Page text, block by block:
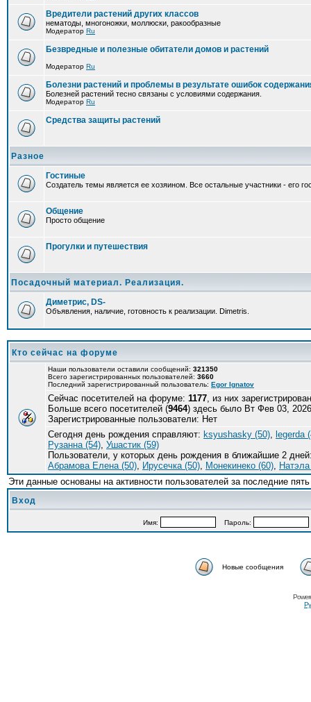
Вредители растений других классов
нематоды, многоножки, моллюски, ракообразные
Модератор Ru
Безвредные и полезные обитатели домов и растений
Модератор Ru
Болезни растений и проблемы в результате ошибок
Болезней растений тесно связаны с условиями содержания.
Модератор Ru
Средства защиты растений
Разное
Гостиные
Создатель темы является ее хозяином. Все остальные участники - его
Общение
Просто общение
Прогулки и путешествия
Посадочный материал. Реализация.
Диметрис, DS-
Объявления, наличие, готовность к реализации. Dimetris.
Кто сейчас на форуме
Наши пользователи оставили сообщений: 321350
Всего зарегистрированных пользователей: 3660
Последний зарегистрированный пользователь: Egor Ignatov
Сейчас посетителей на форуме: 1177, из них
Больше всего посетителей (9464) здесь было Вт Фев 03,
Зарегистрированные пользователи: Нет
Сегодня день рождения справляют: ksyushasky (50), legerda
Рузанна (54), Ушастик (59)
Пользователи, у которых день рождения в ближайшие 2
Абрамова Елена (50), Ирусечка (50), Монекинеко (60),
Эти данные основаны на активности пользователей за последние
Вход
Имя: Пароль:
Новые сообщения